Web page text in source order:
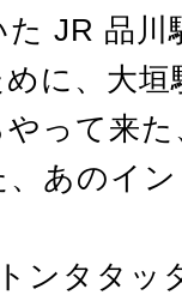
JR 品川
に、大垣
って来
、あのイ
ンタタ